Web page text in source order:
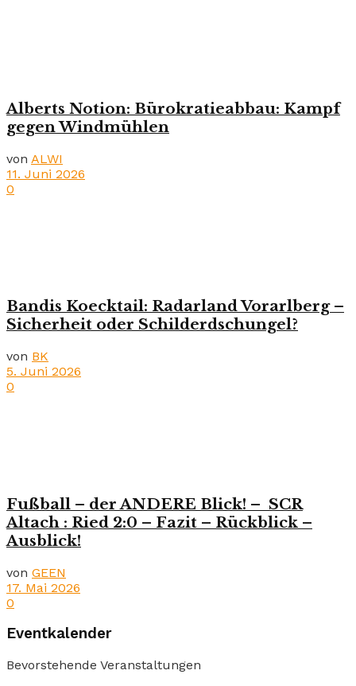
Alberts Notion: Bürokratieabbau: Kampf
gegen Windmühlen
von ALWI
11. Juni 2026
0
Bandis Koecktail: Radarland Vorarlberg –
Sicherheit oder Schilderdschungel?
von BK
5. Juni 2026
0
Fußball – der ANDERE Blick! – SCR
Altach : Ried 2:0 – Fazit – Rückblick –
Ausblick!
von GEEN
17. Mai 2026
0
Eventkalender
Bevorstehende Veranstaltungen